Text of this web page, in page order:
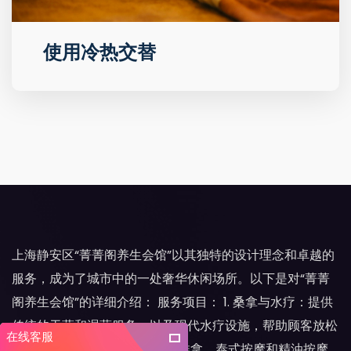
在线客服
使用冷热交替
上海静安区“菁菁阁养生会馆”以其独特的设计理念和卓越的
服务，成为了城市中的一处奢华休闲场所。以下是对“菁菁
阁养生会馆”的详细介绍： 服务项目： 1. 桑拿与水疗：提供
传统的干蒸和湿蒸服务，以及现代水疗设施，帮助顾客放松